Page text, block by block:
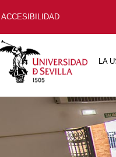
ACCESIBILIDAD
LA